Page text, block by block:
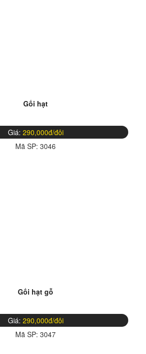
Gối hạt
Giá: 290,000đ/đôi
Mã SP: 3046
Gối hạt gỗ
Giá: 290,000đ/đôi
Mã SP: 3047